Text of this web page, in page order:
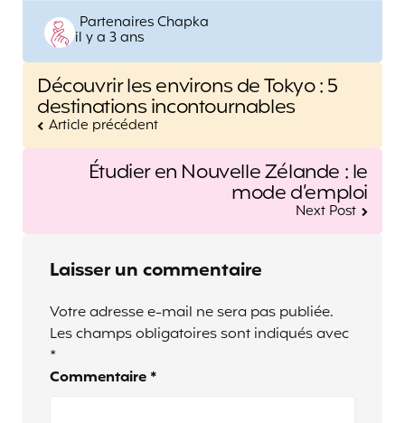
Posted
by
Partenaires Chapka
il y a 3 ans
Post
navigation
Découvrir les environs de Tokyo : 5
destinations incontournables
Article précédent
Étudier en Nouvelle Zélande : le
mode d’emploi
Next Post
Laisser un commentaire
Votre adresse e-mail ne sera pas publiée.
Les champs obligatoires sont indiqués avec
*
Commentaire *